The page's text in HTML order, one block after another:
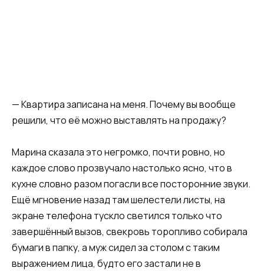
— Квартира записана на меня. Почему вы вообще
решили, что её можно выставлять на продажу?
Марина сказала это негромко, почти ровно, но
каждое слово прозвучало настолько ясно, что в
кухне словно разом погасли все посторонние звуки.
Ещё мгновение назад там шелестели листы, на
экране телефона тускло светился только что
завершённый вызов, свекровь торопливо собирала
бумаги в папку, а муж сидел за столом с таким
выражением лица, будто его застали не в